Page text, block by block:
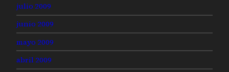
julio 2009
junio 2009
mayo 2009
abril 2009